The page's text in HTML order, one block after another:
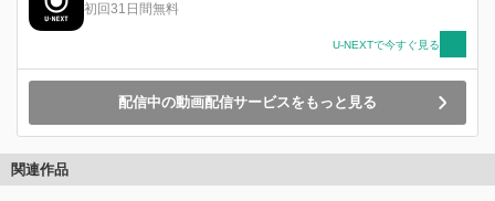
初回31日間無料
U-NEXTで今すぐ見る
配信中の動画配信サービスをもっと見る
関連作品